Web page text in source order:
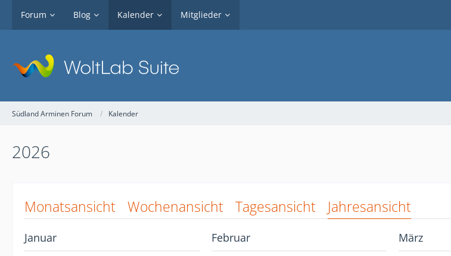
Forum Blog Kalender Mitglieder
Südland Arminen Forum Kalender
2026
Monatsansicht Wochenansicht Tagesansicht Jahresansicht
Januar Februar März